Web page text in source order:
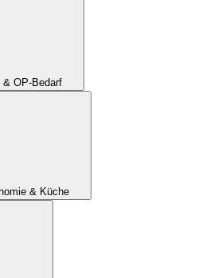
& OP-Bedarf
& Küche